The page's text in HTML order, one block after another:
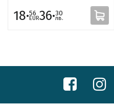
18·56
EUR36·30
лв.